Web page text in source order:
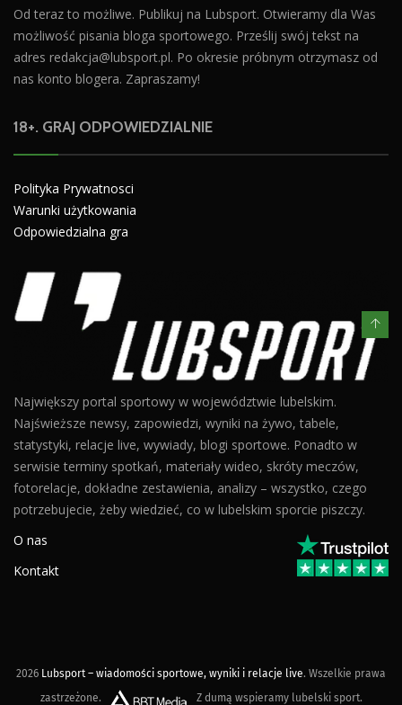
Od teraz to możliwe. Publikuj na Lubsport. Otwieramy dla Was
możliwość pisania bloga sportowego. Prześlij swój tekst na
adres redakcja@lubsport.pl. Po okresie próbnym otrzymasz od
nas konto blogera. Zapraszamy!
18+. GRAJ ODPOWIEDZIALNIE
Polityka Prywatnosci
Warunki użytkowania
Odpowiedzialna gra
Największy portal sportowy w województwie lubelskim.
Najświeższe newsy, zapowiedzi, wyniki na żywo, tabele,
statystyki, relacje live, wywiady, blogi sportowe. Ponadto w
serwisie terminy spotkań, materiały wideo, skróty meczów,
fotorelacje, dokładne zestawienia, analizy – wszystko, czego
potrzebujecie, żeby wiedzieć, co w lubelskim sporcie piszczy.
O nas
Kontakt
2026 Lubsport – wiadomości sportowe, wyniki i relacje live. Wszelkie prawa
zastrzeżone.
Z dumą wspieramy lubelski sport.